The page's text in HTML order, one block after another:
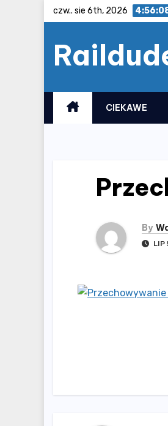
czw.. sie 6th, 2026
CIEKAWE
By
LIP